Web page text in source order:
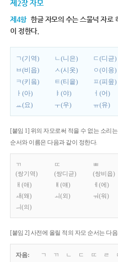
제2장 자모
제4항 한글 자모의 수는 스물넉 자로
이 정한다.
ㄱ(기역) ㄴ(니은) ㄷ(디귿)
ㅂ(비읍)
ㅅ(시옷) ㅇ(이응)
ㅋ(키읔)
ㅌ(티읕) ㅍ(피읖)
ㅏ(아)
ㅑ(야) ㅓ(어)
ㅛ(요)
ㅜ(우) ㅠ(유)
[붙임 1] 위의 자모로써 적을 수 없는 소리
순서와 이름은 다음과 같이 정한다.
ㄲ
(쌍기역)
ㄸ
(쌍디귿)
ㅃ
(쌍비읍)
ㅐ(애)
ㅒ(얘) ㅔ(에)
ㅙ(왜)
ㅚ(외) ㅝ(워)
ㅢ(의)
[붙임 2] 사전에 올릴 적의 자모 순서는 다
자음: ㄱ ㄲ ㄴ ㄷ ㄸ ㄹ